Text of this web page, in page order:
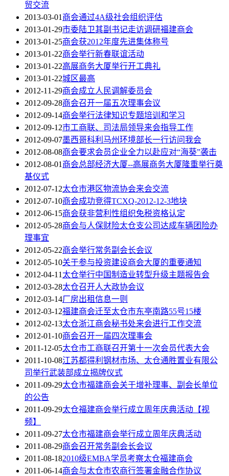
贸交流
2013-03-01商会通过4A级社会组织评估
2013-01-29市委陆卫其副书记走访调研福建商会
2013-01-25商会获2012年度先进集体称号
2013-01-22商会举行新春联谊活动
2013-01-22高展商务大厦举行开工典礼
2013-01-22城区最高
2012-11-29商会成立人民调解委员会
2012-09-28商会召开一届五次理事会议
2012-09-14商会举行法律知识专题培训和学习
2012-09-12市工商联、司法局领导来会指导工作
2012-09-07墨西哥科利马州环境部长一行访问我会
2012-08-08商会要求会员企业全力以赴应对“海葵”袭击
2012-08-01商会总部经济大厦--高展商务大厦隆重举行奠
基仪式
2012-07-12太仓市港区物流协会来会交流
2012-07-10商会成功竞得TCXQ-2012-12-3地块
2012-06-15商会获非营利性组织免税资格认定
2012-05-28商会与人保财险太仓支公司达成车辆团险办
理事宜
2012-05-22商会举行常务副会长会议
2012-05-10关于参与投资建设商会大厦的重要通知
2012-04-11太仓举行中国制造业转型升级主题报告会
2012-03-28太仓召开人大政协会议
2012-03-14厂房出租信息一则
2012-03-12福建商会迁至太仓市东亭南路55号15楼
2012-02-13太仓浙江商会秘书处来会进行工作交流
2012-01-10商会召开一届四次理事会
2011-12-05太仓市工商联召开第十一次会员代表大会
2011-10-08江苏都得利钢材市场、太仓通胜置业有限公
司举行武装部成立揭牌仪式
2011-09-29太仓市福建商会关于增补理事、副会长单位
的公告
2011-09-29太仓福建商会举行成立周年庆典活动【视
频】
2011-09-27太仓市福建商会举行成立周年庆典活动
2011-08-29商会召开常务副会长会议
2011-08-182010级EMBA学员考察太仓福建商会
2011-06-14商会与太仓市农商行签署金融合作协议